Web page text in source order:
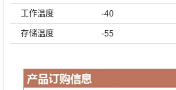
工作温度 -40
存储温度 -55